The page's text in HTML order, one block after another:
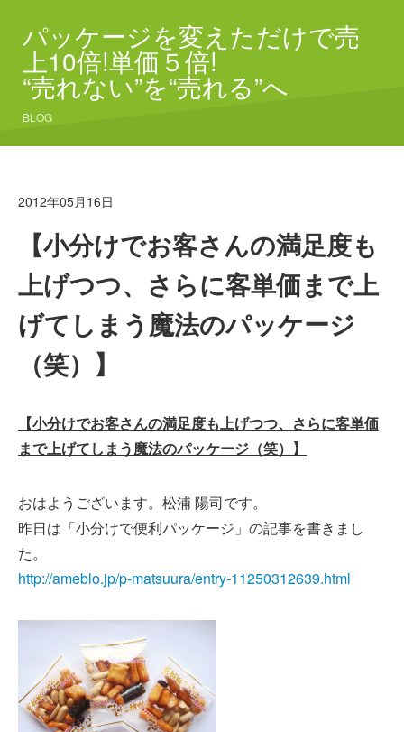
パッケージを変えただけで売
上10倍!単価５倍!
“売れない”を“売れる”へ
BLOG
2012年05月16日
【小分けでお客さんの満足度も
上げつつ、さらに客単価まで上
げてしまう魔法のパッケージ
（笑）】
【小分けでお客さんの満足度も上げつつ、さらに客単価
まで上げてしまう魔法のパッケージ（笑）】
おはようございます。松浦 陽司です。
昨日は「小分けで便利パッケージ」の記事を書きまし
た。
http://ameblo.jp/p-matsuura/entry-11250312639.html